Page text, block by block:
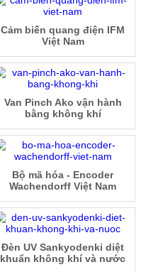
Cảm biến quang điện IFM
Việt Nam
Van Pinch Ako vận hành
bằng không khí
Bộ mã hóa - Encoder
Wachendorff Việt Nam
Đèn UV Sankyodenki diệt
khuẩn không khí và nước